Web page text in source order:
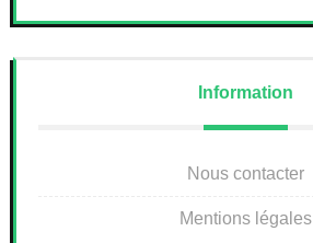
Information
Nous contacter
Mentions légales